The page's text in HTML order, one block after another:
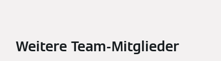
Weitere Team-Mitglieder